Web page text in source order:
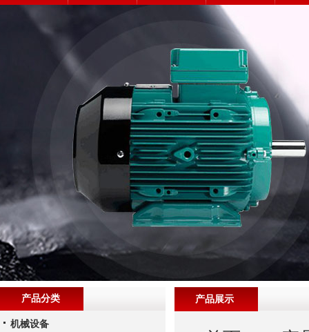
产品展示
产品分类
机械设备